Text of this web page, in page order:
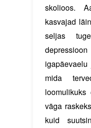
skolioos.
kasvajad
seljas
mida
väga
kuid